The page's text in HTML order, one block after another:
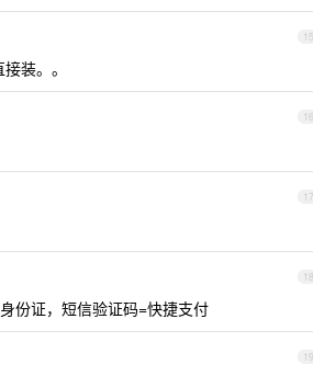
15
装。。
16
17
18
份证，短信验证码=快捷支付
19